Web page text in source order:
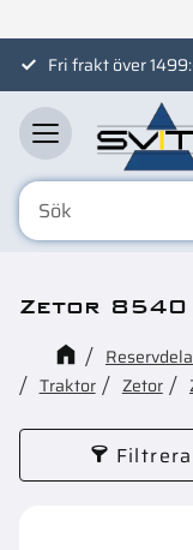
MenyFri frakt över
Zetor 8540
Traktor
Zetor
Filtrera